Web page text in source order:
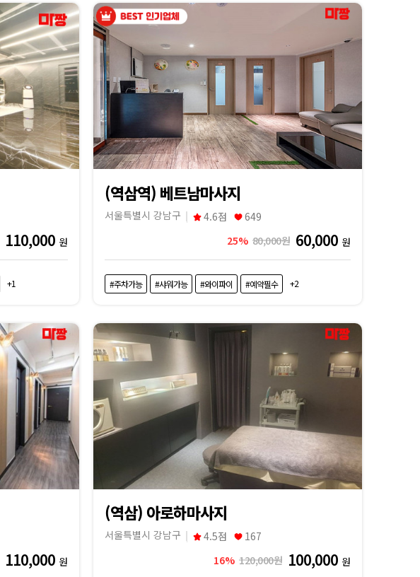
110,000 원
+1
(역삼역) 베트남마사지
서울특별시 강남구 4.6점
649
25% 80,000원 60,000 원
#주차가능 #샤워가능 #와이파이 #예약필수 +2
110,000 원
(역삼) 아로하마사지
서울특별시 강남구 4.5점
167
16% 120,000원 100,000 원